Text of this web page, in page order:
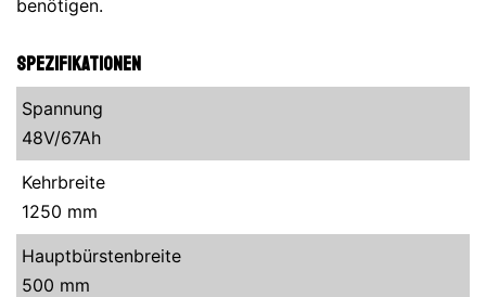
benötigen.
Spezifikationen
Spannung
48V/67Ah
Kehrbreite
1250 mm
Hauptbürstenbreite
500 mm